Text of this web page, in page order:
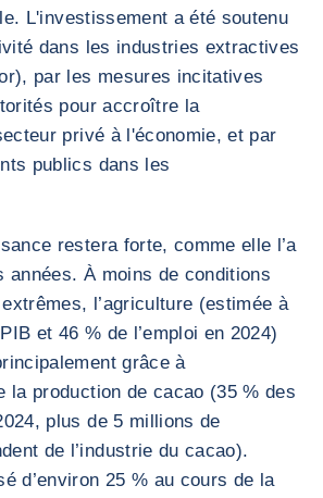
L'investissement a été soutenu
dans les industries extractives
par les mesures incitatives
pour accroître la
privé à l'économie, et par
publics dans les
restera forte, comme elle l’a
années. À moins de conditions
l’agriculture (estimée à
et 46 % de l’emploi en 2024)
grâce à
la production de cacao (35 % des
plus de 5 millions de
de l’industrie du cacao).
d’environ 25 % au cours de la